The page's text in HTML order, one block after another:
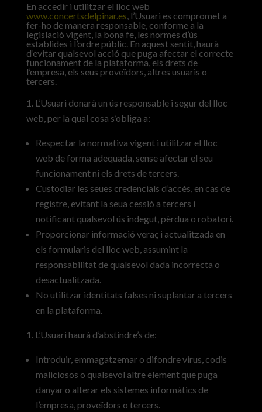
En accedir i utilitzar el lloc web
www.concertsdelpinar.es, l’Usuari es compromet a
fer-ho de manera responsable, conforme a la
legislació vigent, la bona fe, les normes d’ús
establides i l’ordre públic. En aquest sentit, haurà
d’evitar qualsevol acció que puga afectar el correcte
funcionament de la plataforma, els drets de
l’empresa, els seus proveïdors, altres usuaris o
tercers.
L’Usuari donarà un ús responsable i segur del lloc
web, per la qual cosa s’obliga a:
Respectar la normativa vigent i utilitzar el lloc
web de forma adequada, sense afectar el seu
funcionament ni els drets de tercers.
Custodiar les seues credencials d’accés, en cas de
registre, evitant la seua cessió a tercers i
notificant qualsevol ús indegut, pèrdua o robatori.
Proporcionar informació veraç i actualitzada en
els formularis del lloc web, assumint la
responsabilitat de qualsevol dada incorrecta o
desactualitzada.
No utilitzar identitats falses ni suplantar a tercers
en la plataforma.
L’Usuari haurà d’abstindre’s de:
Introduir, emmagatzemar o difondre virus, codis
maliciosos o qualsevol altre element que puga
danyar o alterar els sistemes informàtics de
l’empresa, proveïdors o tercers.